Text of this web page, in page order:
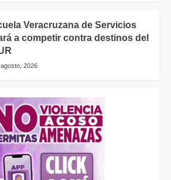
Veracruzana de Servicios
a competir contra destinos del
2026